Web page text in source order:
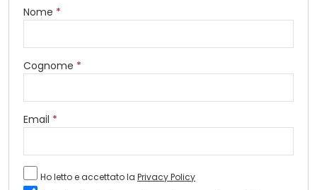
Nome *
Cognome *
Email *
Ho letto e accettato la Privacy Policy